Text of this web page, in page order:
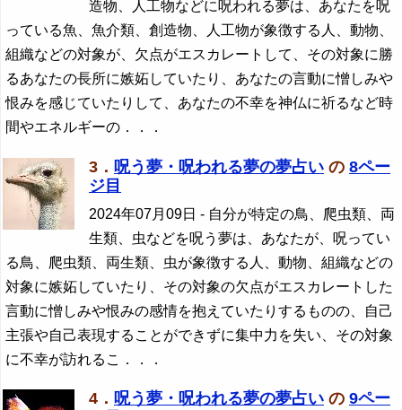
造物、人工物などに呪われる夢は、あなたを呪
っている魚、魚介類、創造物、人工物が象徴する人、動物、
組織などの対象が、欠点がエスカレートして、その対象に勝
るあなたの長所に嫉妬していたり、あなたの言動に憎しみや
恨みを感じていたりして、あなたの不幸を神仏に祈るなど時
間やエネルギーの．．．
3． 呪う夢・呪われる夢の夢占い の 8ペー
ジ目
2024年07月09日 - 自分が特定の鳥、爬虫類、両
生類、虫などを呪う夢は、あなたが、呪ってい
る鳥、爬虫類、両生類、虫が象徴する人、動物、組織などの
対象に嫉妬していたり、その対象の欠点がエスカレートした
言動に憎しみや恨みの感情を抱えていたりするものの、自己
主張や自己表現することができずに集中力を失い、その対象
に不幸が訪れるこ．．．
4． 呪う夢・呪われる夢の夢占い の 9ペー